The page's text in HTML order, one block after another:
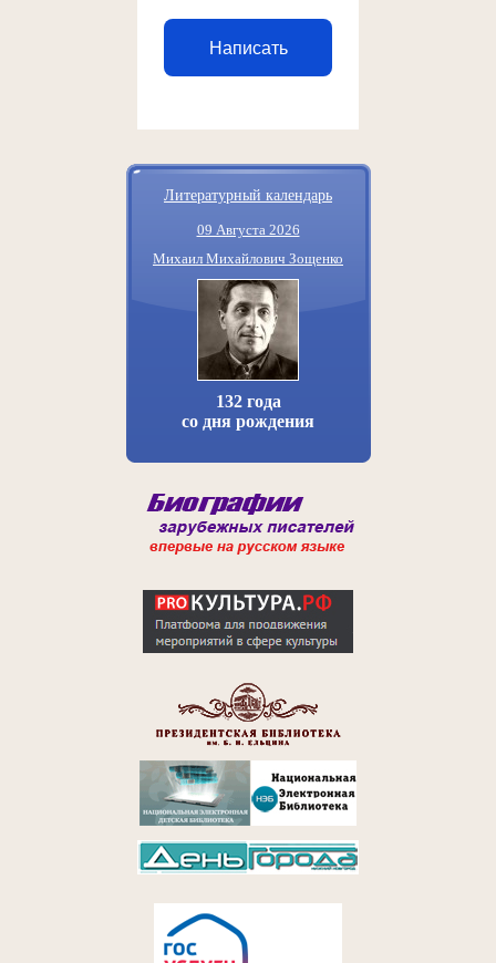
Написать
Литературный календарь
09 Августа 2026
Михаил Михайлович Зощенко
132 года
со дня рождения